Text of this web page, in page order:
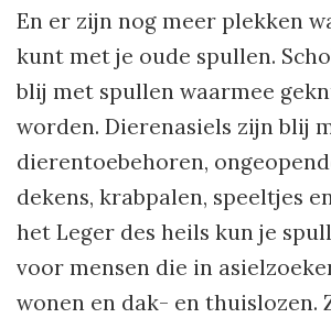
En er zijn nog meer plekken
kunt met je oude spullen.
blij met spullen waarmee
worden. Dierenasiels zijn blij
dierentoebehoren,
dekens, krabpalen, speeltjes
het Leger des heils kun je
voor mensen die in
wonen en dak- en thuislozen.